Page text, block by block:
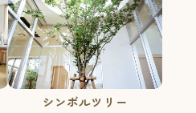
シンボルツリー